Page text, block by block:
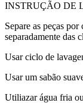
INSTRUÇÃO DE
Separe as peças
separadamente das
Usar ciclo de
Usar um sabão
Utiliazar água fria